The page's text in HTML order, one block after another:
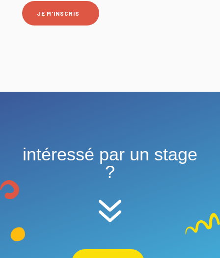
JE M'INSCRIS
intéressé par un stage
?
7